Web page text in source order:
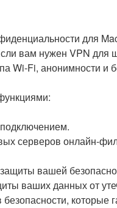
для
вам нужен VPN
Wi-Fi, анонимности и
серверов онлайн-
вашей
ваших данных от